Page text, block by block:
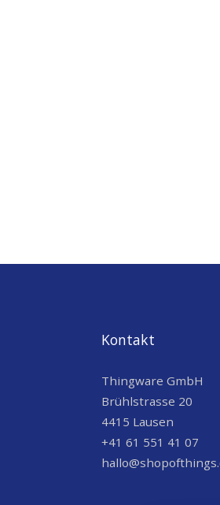
Kontakt
Thingware GmbH
Brühlstrasse 20
4415 Lausen
+41 61 551 41 07